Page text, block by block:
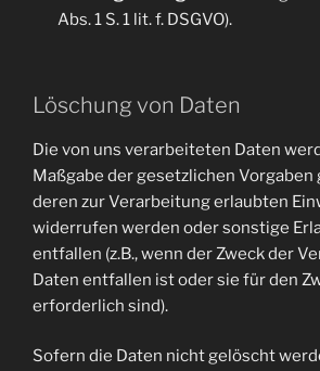
Abs. 1 S. 1 lit. f. DSGVO).
Löschung von Daten
Die von uns verarbeiteten Daten
Maßgabe der gesetzlichen Vorgaben
deren zur Verarbeitung erlaubten
widerrufen werden oder sonstige
entfallen (z.B., wenn der Zweck der
Daten entfallen ist oder sie für den
erforderlich sind).
Sofern die Daten nicht gelöscht